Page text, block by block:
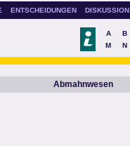
ENTSCHEIDUNGEN DISKUSSION
A B
M
N
Abmahnwesen